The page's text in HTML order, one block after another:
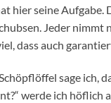
hier seine
Jeder nimmt
dass auch
sage ich,
werde ich höflich